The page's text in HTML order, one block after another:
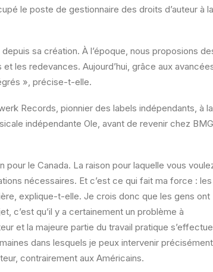
le poste de gestionnaire des droits d’auteur à la
sa création. À l’époque, nous proposions
les redevances. Aujourd’hui, grâce aux
», précise-t-elle.
Records, pionnier des labels indépendants, à la
indépendante Ole, avant de revenir chez BMG
pour le Canada. La raison pour laquelle vous
nécessaires. Et c’est ce qui fait ma force : les
explique-t-elle. Je crois donc que les gens ont
c’est qu’il y a certainement un problème à
et la majeure partie du travail pratique s’effectue
dans lesquels je peux intervenir précisément
contrairement aux Américains.